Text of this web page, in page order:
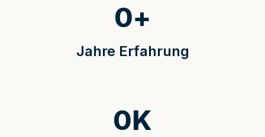
Jahre Erfahrung
0+
0K